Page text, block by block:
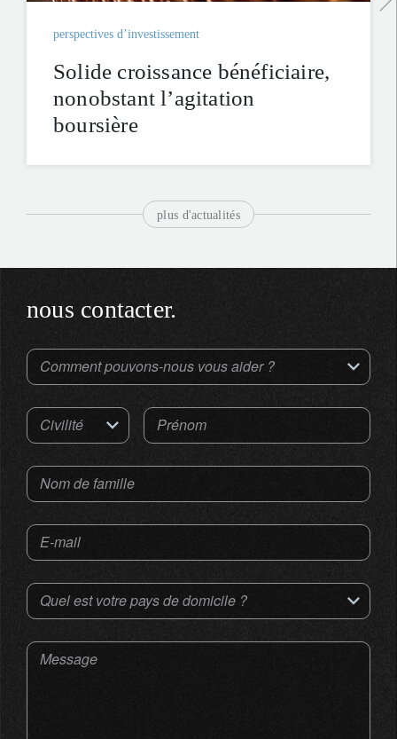
perspectives d’investissement
Solide croissance bénéficiaire,
nonobstant l’agitation
boursière
plus d'actualités
nous contacter.
Comment pouvons-nous vous aider ?
Civilité Prénom
Nom de famille
E-mail
Quel est votre pays de domicile ?
Message